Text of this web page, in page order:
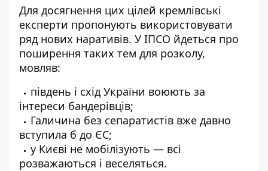
Для досягнення цих цілей кремлівські
експерти пропонують використовувати
ряд нових наративів. У ІПСО йдеться про
поширення таких тем для розколу,
мовляв:
південь і схід України воюють за
інтереси бандерівців;
Галичина без сепаратистів вже давно
вступила б до ЄС;
у Києві не мобілізують — всі
розважаються і веселяться.